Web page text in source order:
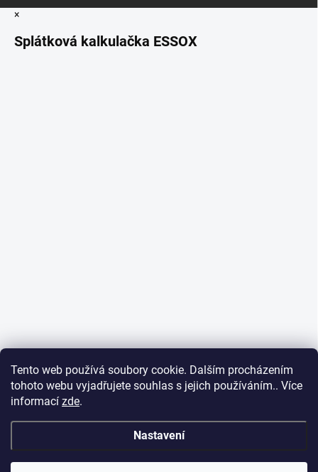
Tento web používá soubory cookie. Dalším procházením
tohoto webu vyjadřujete souhlas s jejich používáním.. Více
informací zde.
Nastavení
×
Splátková kalkulačka ESSOX